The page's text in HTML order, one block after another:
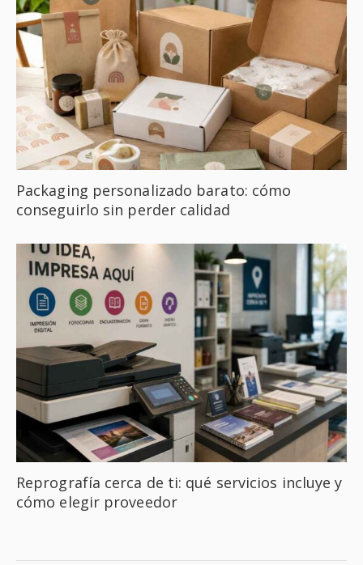
Packaging personalizado barato: cómo
conseguirlo sin perder calidad
Reprografía cerca de ti: qué servicios incluye y
cómo elegir proveedor